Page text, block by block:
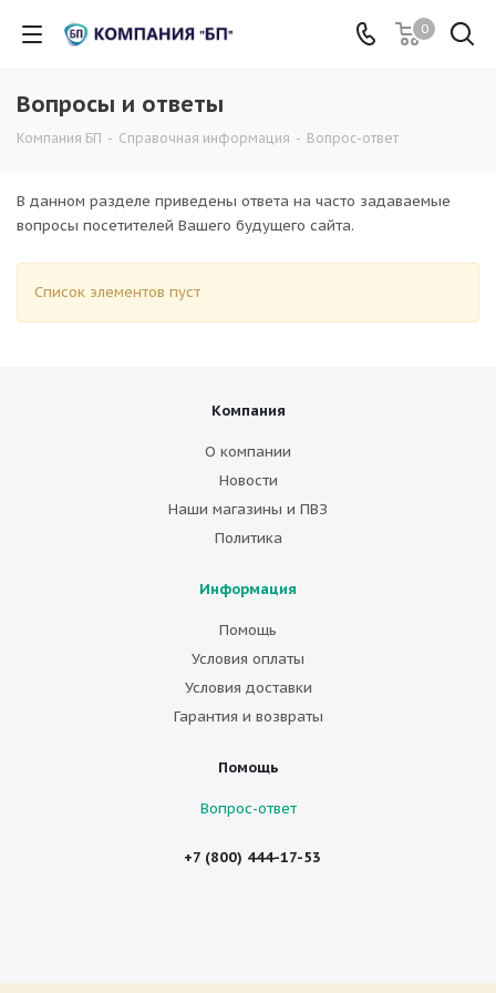
0
Вопросы и ответы
Компания БП - Справочная информация - Вопрос-ответ
В данном разделе приведены ответа на часто задаваемые
вопросы посетителей Вашего будущего сайта.
Список элементов пуст
Компания
О компании
Новости
Наши магазины и ПВЗ
Политика
Информация
Помощь
Условия оплаты
Условия доставки
Гарантия и возвраты
Помощь
Вопрос-ответ
+7 (800) 444-17-53